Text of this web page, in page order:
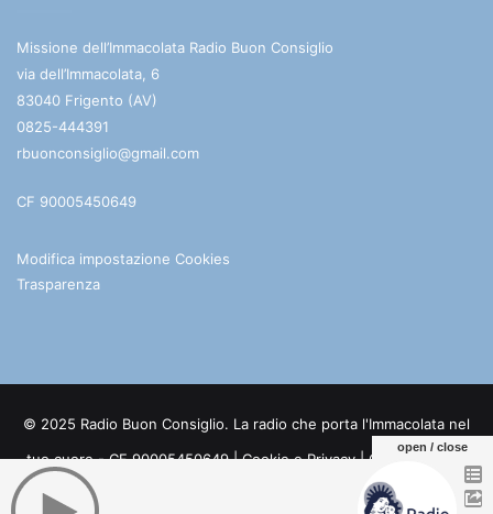
Missione dell’Immacolata Radio Buon Consiglio
via dell’Immacolata, 6
83040 Frigento (AV)
0825-444391
rbuonconsiglio@gmail.com
CF 90005450649
Modifica impostazione Cookies
Trasparenza
© 2025 Radio Buon Consiglio. La radio che porta l'Immacolata nel
tuo cuore - CF 90005450649 |Cookie e Privacy| Credits:
open / close